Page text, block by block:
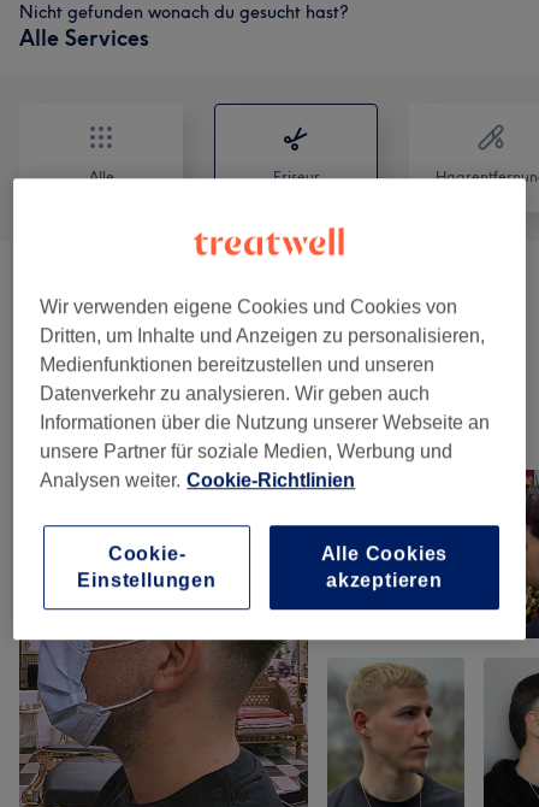
Nicht gefunden wonach du gesucht hast?
Alle Services
Alle Friseur
Herren - Farbe & Grauhaarkaschierung (2) ab 48 €
Unsere Arbeit
Bild anklicken für weitere Details
Wir verwenden eigene Cookies und Cookies von
Dritten, um Inhalte und Anzeigen zu personalisieren,
Medienfunktionen bereitzustellen und unseren
Datenverkehr zu analysieren. Wir geben auch
Informationen über die Nutzung unserer Webseite an
unsere Partner für soziale Medien, Werbung und
Analysen weiter. Cookie-Richtlinien
Cookie-
Einstellungen
Alle Cookies
akzeptieren